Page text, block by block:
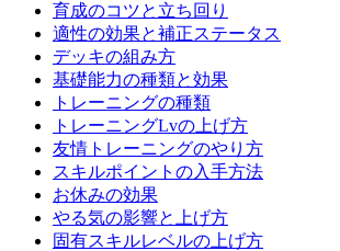
育成のコツと立ち回り
適性の効果と補正ステータス
デッキの組み方
基礎能力の種類と効果
トレーニングの種類
トレーニングLvの上げ方
友情トレーニングのやり方
スキルポイントの入手方法
お休みの効果
やる気の影響と上げ方
固有スキルレベルの上げ方